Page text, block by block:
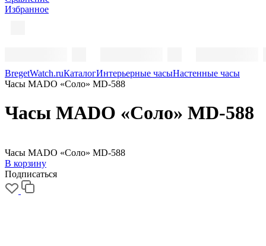
Избранное
BregetWatch.ruКаталогИнтерьерные часыНастенные часы
Часы MADO «Соло» MD-588
Часы MADO «Соло» MD-588
Часы MADO «Соло» MD-588
В корзину
Подписаться